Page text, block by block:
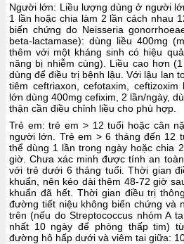
Người lớn: Liều lượng dùng ở người
1 lần hoặc chia làm 2 lần cách nhau
biến chứng do Neisseria
beta-lactamase): dùng liều 400mg
thêm với một kháng sinh có hiệu
năng bị nhiễm cùng). Liều cao hơn
dùng để điều trị bệnh lậu. Với lậu lan
tiêm ceftriaxon, cefotaxim,
lớn dùng 400mg cefixim, 2 lần/ngày,
thận cần điều chỉnh liều cho phù hợp.
Trẻ em: trẻ em > 12 tuổi hoặc cân
người lớn. Trẻ em > 6 tháng đến 12
thể dùng 1 lần trong ngày hoặc chia
giờ. Chưa xác minh được tính an
với trẻ dưới 6 tháng tuổi. Thời gian
khuẩn, nên kéo dài thêm 48-72 giờ
khuẩn đã hết. Thời gian điều trị
đường tiết niệu không biến chứng và
trên (nếu do Streptococcus nhóm A
nhất 10 ngày để phòng thấp tim)
đường hô hấp dưới và viêm tai giữa: